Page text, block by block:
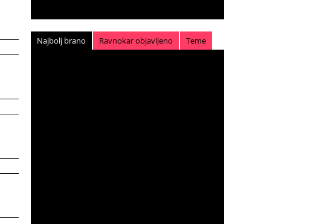
Najbolj brano Ravnokar objavljeno Teme